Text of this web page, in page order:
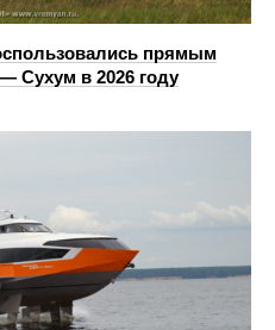
прямым
Сухум в 2026 году